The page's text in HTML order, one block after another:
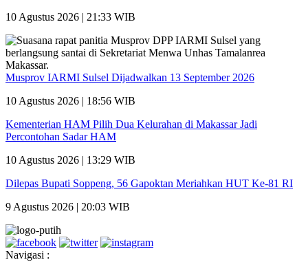
10 Agustus 2026 | 21:33 WIB
Musprov IARMI Sulsel Dijadwalkan 13 September 2026
10 Agustus 2026 | 18:56 WIB
Kementerian HAM Pilih Dua Kelurahan di Makassar Jadi
Percontohan Sadar HAM
10 Agustus 2026 | 13:29 WIB
Dilepas Bupati Soppeng, 56 Gapoktan Meriahkan HUT Ke-81 RI
9 Agustus 2026 | 20:03 WIB
Navigasi :